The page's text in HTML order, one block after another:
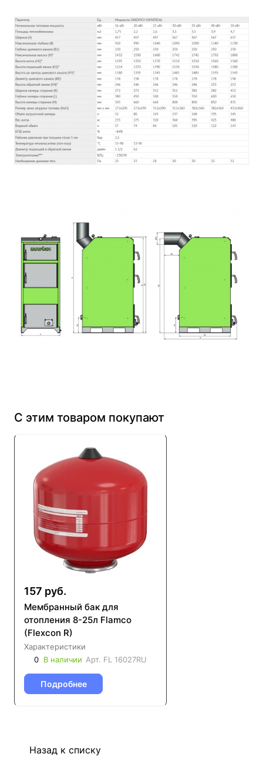
С этим товаром покупают
157 руб.
Мембранный бак для
отопления 8-25л Flamco
(Flexcon R)
Характеристики
0 В наличии Арт. FL 16027RU
Подробнее
Назад к списку